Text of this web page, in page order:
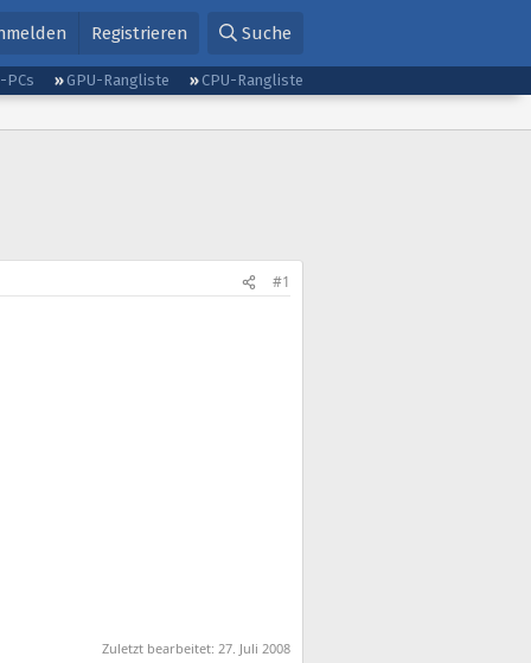
Registrieren Suche
PCs GPU-Rangliste
CPU-Rangliste
#1
Zuletzt bearbeitet: 27. Juli 2008